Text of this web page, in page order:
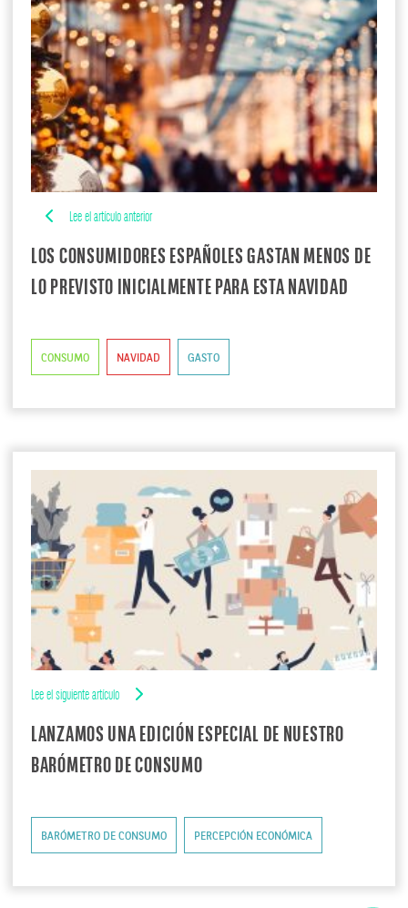
Lee el artículo anterior
LOS CONSUMIDORES ESPAÑOLES GASTAN MENOS DE
LO PREVISTO INICIALMENTE PARA ESTA NAVIDAD
CONSUMO NAVIDAD GASTO
Lee el siguiente artículo
LANZAMOS UNA EDICIÓN ESPECIAL DE NUESTRO
BARÓMETRO DE CONSUMO
BARÓMETRO DE CONSUMO PERCEPCIÓN ECONÓMICA